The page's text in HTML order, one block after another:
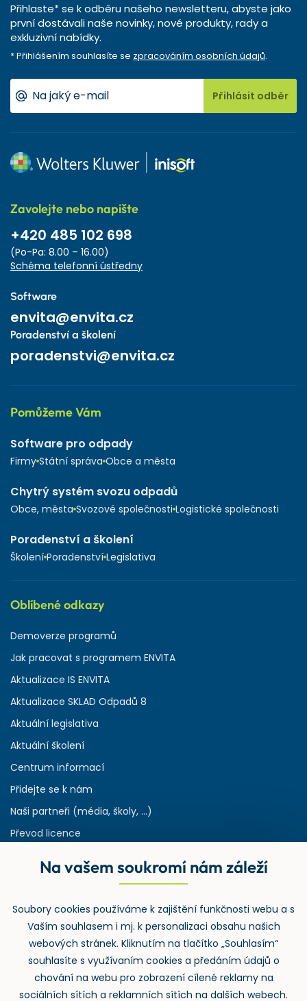
Přihlaste* se k odběru našeho newsletteru, abyste jako
první dostávali naše novinky, nové produkty, rady a
exkluzivní nabídky.
* Přihlášením souhlasíte se zpracováním osobních údajů.
Přihlásit odběr
Zavolejte nebo napište
+420 485 102 698
(Po-Pa: 8.00 – 16.00)
Schéma telefonní ústředny
Software
envita@envita.cz
Poradenství a školení
poradenstvi@envita.cz
Pomůžeme Vám
Software pro odpady
Firmy Státní správa Obce a města
Chytrý systém svozu odpadů
Obce, města Svozové společnosti Logistické společnosti
Poradenství a školení
Školení Poradenství Legislativa
Oblíbené odkazy
Demoverze programů
Jak pracovat s programem ENVITA
Aktualizace IS ENVITA
Aktualizace SKLAD Odpadů 8
Aktuální legislativa
Aktuální školení
Centrum informací
Přidejte se k nám
Naši partneři (média, školy, ...)
Převod licence
Rejstřík používaných zkratek v odpadech
Zpětný odběr
Na vašem soukromí nám záleží
Soubory cookies používáme k zajištění funkčnosti webu a s
Vaším souhlasem i mj. k personalizaci obsahu našich
webových stránek. Kliknutím na tlačítko „Souhlasím“
souhlasíte s využívaním cookies a předáním údajů o
chování na webu pro zobrazení cílené reklamy na
sociálních sítích a reklamních sítích na dalších webech.